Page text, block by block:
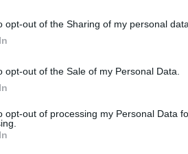
opt-out of the Sharing of my personal data.
opt-out of the Sale of my Personal Data.
opt-out of processing my Personal Data